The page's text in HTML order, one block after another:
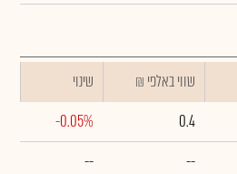
₪ שווי באלפי
שינוי
0.4
-0.05%
--
--